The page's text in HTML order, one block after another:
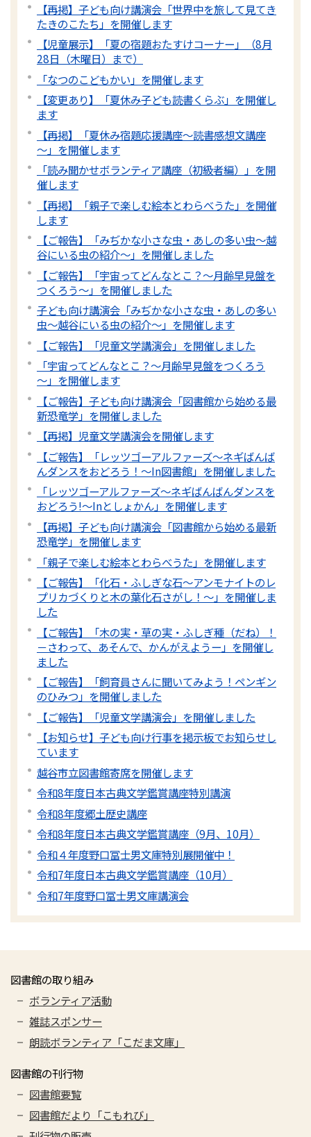
【再掲】子ども向け講演会「世界中を旅して見てき
たきのこたち」を開催します
【児童展示】「夏の宿題おたすけコーナー」（8月
28日（木曜日）まで）
「なつのこどもかい」を開催します
【変更あり】「夏休み子ども読書くらぶ」を開催し
ます
【再掲】「夏休み宿題応援講座～読書感想文講座
～」を開催します
「読み聞かせボランティア講座（初級者編）」を開
催します
【再掲】「親子で楽しむ絵本とわらべうた」を開催
します
【ご報告】「みぢかな小さな虫・あしの多い虫～越
谷にいる虫の紹介～」を開催しました
【ご報告】「宇宙ってどんなとこ？～月齢早見盤を
つくろう～」を開催しました
子ども向け講演会「みぢかな小さな虫・あしの多い
虫～越谷にいる虫の紹介～」を開催します
【ご報告】「児童文学講演会」を開催しました
「宇宙ってどんなとこ？～月齢早見盤をつくろう
～」を開催します
【ご報告】子ども向け講演会「図書館から始める最
新恐竜学」を開催しました
【再掲】児童文学講演会を開催します
【ご報告】「レッツゴーアルファーズ～ネギばんば
んダンスをおどろう！～In図書館」を開催しました
「レッツゴーアルファーズ～ネギばんばんダンスを
おどろう!～Inとしょかん」を開催します
【再掲】子ども向け講演会「図書館から始める最新
恐竜学」を開催します
「親子で楽しむ絵本とわらべうた」を開催します
【ご報告】「化石・ふしぎな石～アンモナイトのレ
プリカづくりと木の葉化石さがし！～」を開催しま
した
【ご報告】「木の実・草の実・ふしぎ種（だね）！
－さわって、あそんで、かんがえようー」を開催し
ました
【ご報告】「飼育員さんに聞いてみよう！ペンギン
のひみつ」を開催しました
【ご報告】「児童文学講演会」を開催しました
【お知らせ】子ども向け行事を掲示板でお知らせし
ています
越谷市立図書館寄席を開催します
令和8年度日本古典文学鑑賞講座特別講演
令和8年度郷土歴史講座
令和8年度日本古典文学鑑賞講座（9月、10月）
令和４年度野口冨士男文庫特別展開催中！
令和7年度日本古典文学鑑賞講座（10月）
令和7年度野口冨士男文庫講演会
図書館の取り組み
ボランティア活動
雑誌スポンサー
朗読ボランティア「こだま文庫」
図書館の刊行物
図書館要覧
図書館だより「こもれび」